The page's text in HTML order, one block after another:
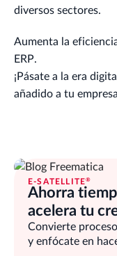
diversos sectores.
Aumenta la
ERP.
¡Pásate a la era
añadido a tu
E-SATELLITE®
Ahorra
acelera tu
Convierte
y enfócate en